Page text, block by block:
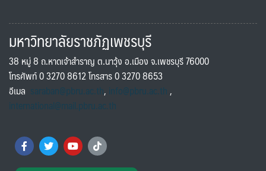
มหาวิทยาลัยราชภัฏเพชรบุรี
38 หมู่ 8 ถ.หาดเจ้าสำราญ ต.นาวุ้ง อ.เมือง จ.เพชรบุรี 76000
โทรศัพท์ 0 3270 8612 โทรสาร 0 3270 8653
อีเมล saraban@pbru.ac.th, info@pbru.ac.th,
international@mail.pbru.ac.th